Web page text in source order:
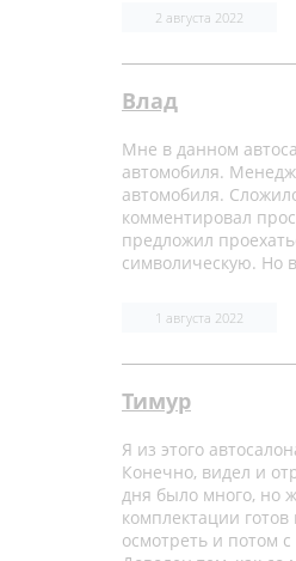
2 августа 2022
Влад
Мне в данном
автомобиля.
автомобиля.
комментировал
предложил
символическую. Но
1 августа 2022
Тимур
Я из этого
Конечно, видел и
дня было много, но
комплектации
осмотреть и потом